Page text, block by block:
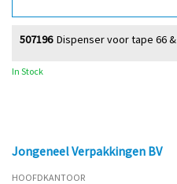
Dispenser voor tape 66
507196
In Stock
Jongeneel Verpakkingen BV
HOOFDKANTOOR